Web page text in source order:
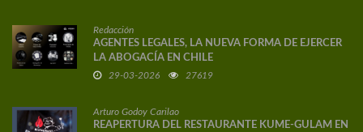
Redacción
AGENTES LEGALES, LA NUEVA FORMA DE EJERCER
LA ABOGACÍA EN CHILE
29-03-2026 27619
Arturo Godoy Carilao
REAPERTURA DEL RESTAURANTE KUME-GULAM EN